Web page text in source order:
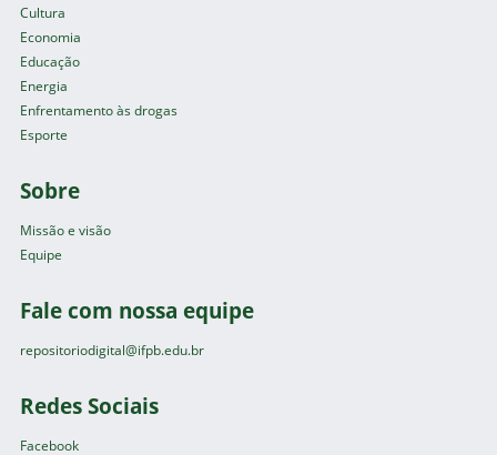
Cultura
Economia
Educação
Energia
Enfrentamento às drogas
Esporte
Sobre
Missão e visão
Equipe
Fale com nossa equipe
repositoriodigital@ifpb.edu.br
Redes Sociais
Facebook